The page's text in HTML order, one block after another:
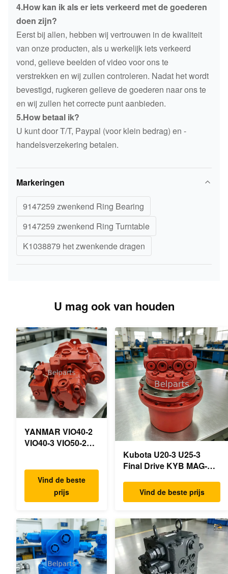
4.How kan ik als er iets verkeerd met de goederen
doen zijn?
Eerst bij allen, hebben wij vertrouwen in de kwaliteit
van onze producten, als u werkelijk iets verkeerd
vond, gelieve beelden of video voor ons te
verstrekken en wij zullen controleren. Nadat het wordt
bevestigd, rugkeren gelieve de goederen naar ons te
en wij zullen het correcte punt aanbieden.
5.How betaal ik?
U kunt door T/T, Paypal (voor klein bedrag) en -
handelsverzekering betalen.
Markeringen
9147259 zwenkend Ring Bearing
9147259 zwenkend Ring Turntable
K1038879 het zwenkende dragen
U mag ook van houden
YANMAR VIO40-2
VIO40-3 VIO50-2
Hoofdhydraulische
pomp OEM
PSVD2-17E B0600-
16017
Minigraafmachine
Vind de beste
prijs
Kubota U20-3 U25-3
Final Drive KYB MAG-
Reismotor B0240-18076
RB511-61290 RB559-
mini-
graafmachineonderdelen
Vind de beste prijs